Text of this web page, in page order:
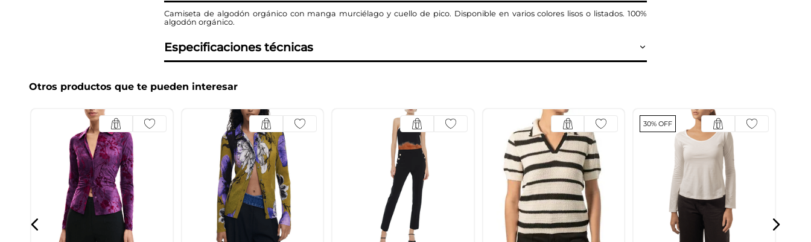
Camiseta de algodón orgánico con manga murciélago y cuello de pico. Disponible en varios colores lisos o listados. 100%
algodón orgánico.
Especificaciones técnicas
Otros productos que te pueden interesar
30% OFF